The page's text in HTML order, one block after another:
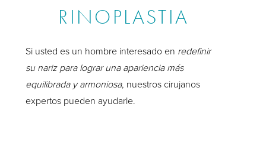
RINOPLASTIA
Si usted es un hombre interesado en redefinir
su nariz para lograr una apariencia más
equilibrada y armoniosa, nuestros cirujanos
expertos pueden ayudarle.